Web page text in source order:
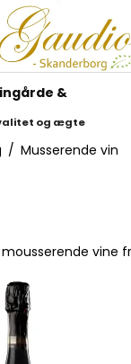
&
og ægte
/ Musserende vin
vine